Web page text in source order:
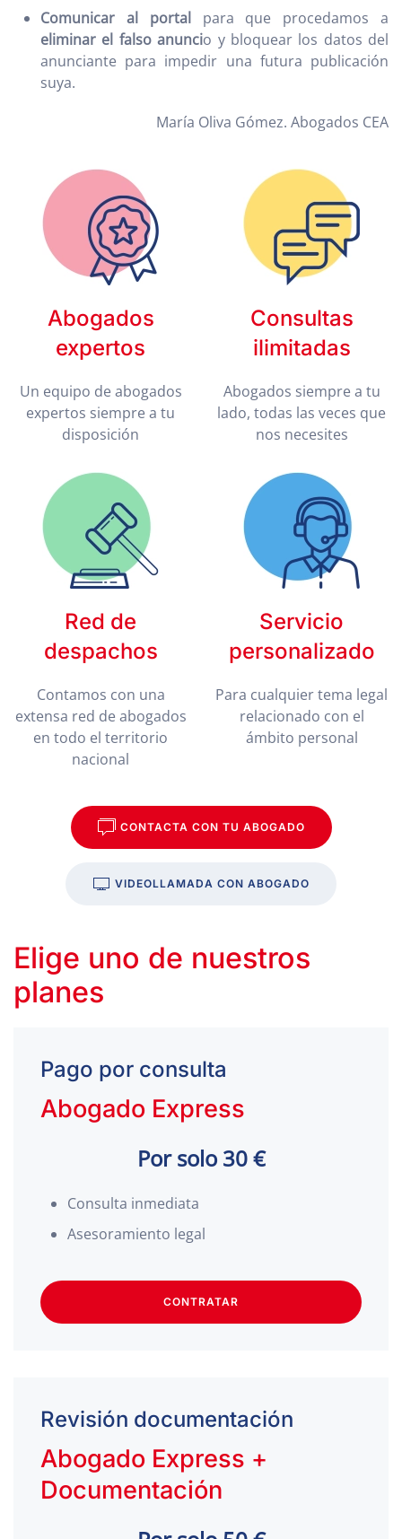
Comunicar al portal para que procedamos a
eliminar el falso anuncio y bloquear los datos del
anunciante para impedir una futura publicación
suya.
María Oliva Gómez. Abogados CEA
Abogados
expertos
Un equipo de abogados
expertos siempre a tu
disposición
Consultas
ilimitadas
Abogados siempre a tu
lado, todas las veces que
nos necesites
Red de
despachos
Contamos con una
extensa red de abogados
en todo el territorio
nacional
Servicio
personalizado
Para cualquier tema legal
relacionado con el
ámbito personal
CONTACTA CON TU ABOGADO
VIDEOLLAMADA CON ABOGADO
Elige uno de nuestros
planes
Pago por consulta
Abogado Express
Por solo 30 €
Consulta inmediata
Asesoramiento legal
CONTRATAR
Revisión documentación
Abogado Express +
Documentación